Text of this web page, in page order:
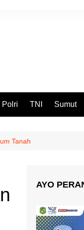
Polri TNI Sumut
Tanah
AYO